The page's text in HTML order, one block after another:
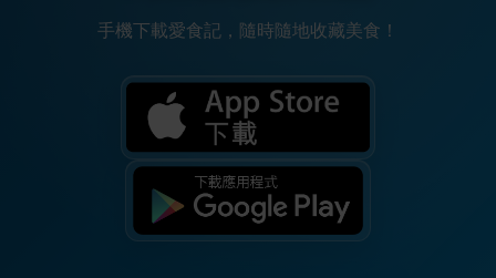
手機下載愛食記，隨時隨地收藏美食！